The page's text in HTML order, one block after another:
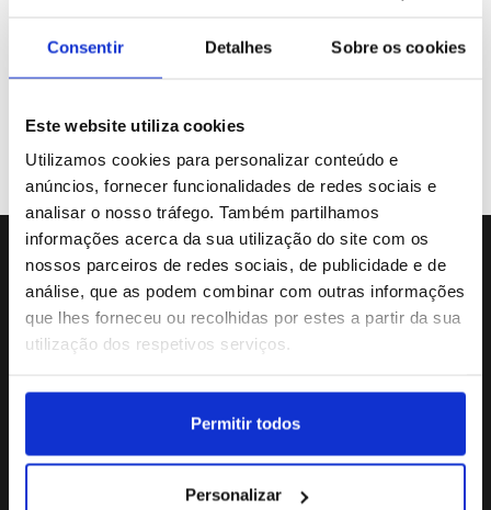
Consentir Detalhes Sobre os cookies
Este website utiliza cookies
Utilizamos cookies para personalizar conteúdo e
anúncios, fornecer funcionalidades de redes sociais e
analisar o nosso tráfego. Também partilhamos
informações acerca da sua utilização do site com os
nossos parceiros de redes sociais, de publicidade e de
análise, que as podem combinar com outras informações
que lhes forneceu ou recolhidas por estes a partir da sua
utilização dos respetivos serviços.
Permitir todos
Personalizar
Galeria de Vídeos
Sede da Agência
Rua Dr.João Couto Lote C
(+351) 217116500
Social